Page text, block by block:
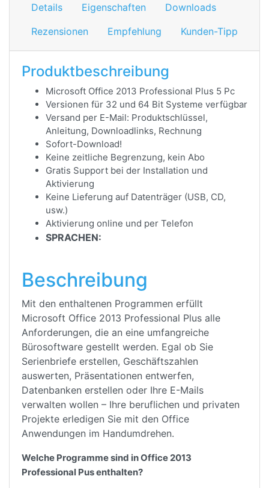
Details Eigenschaften
Downloads
Rezensionen
Empfehlung Kunden-Tipp
Produktbeschreibung
Microsoft Office 2013 Professional Plus 5 Pc
Versionen für 32 und 64 Bit Systeme verfügbar
Versand per E-Mail: Produktschlüssel,
Anleitung, Downloadlinks, Rechnung
Sofort-Download!
Keine zeitliche Begrenzung, kein Abo
Gratis Support bei der Installation und
Aktivierung
Keine Lieferung auf Datenträger (USB, CD,
usw.)
Aktivierung online und per Telefon
SPRACHEN:
Beschreibung
Mit den enthaltenen Programmen erfüllt
Microsoft Office 2013 Professional Plus alle
Anforderungen, die an eine umfangreiche
Bürosoftware gestellt werden. Egal ob Sie
Serienbriefe erstellen, Geschäftszahlen
auswerten, Präsentationen entwerfen,
Datenbanken erstellen oder Ihre E-Mails
verwalten wollen – Ihre beruflichen und privaten
Projekte erledigen Sie mit den Office
Anwendungen im Handumdrehen.
Welche Programme sind in Office 2013
Professional Pus enthalten?